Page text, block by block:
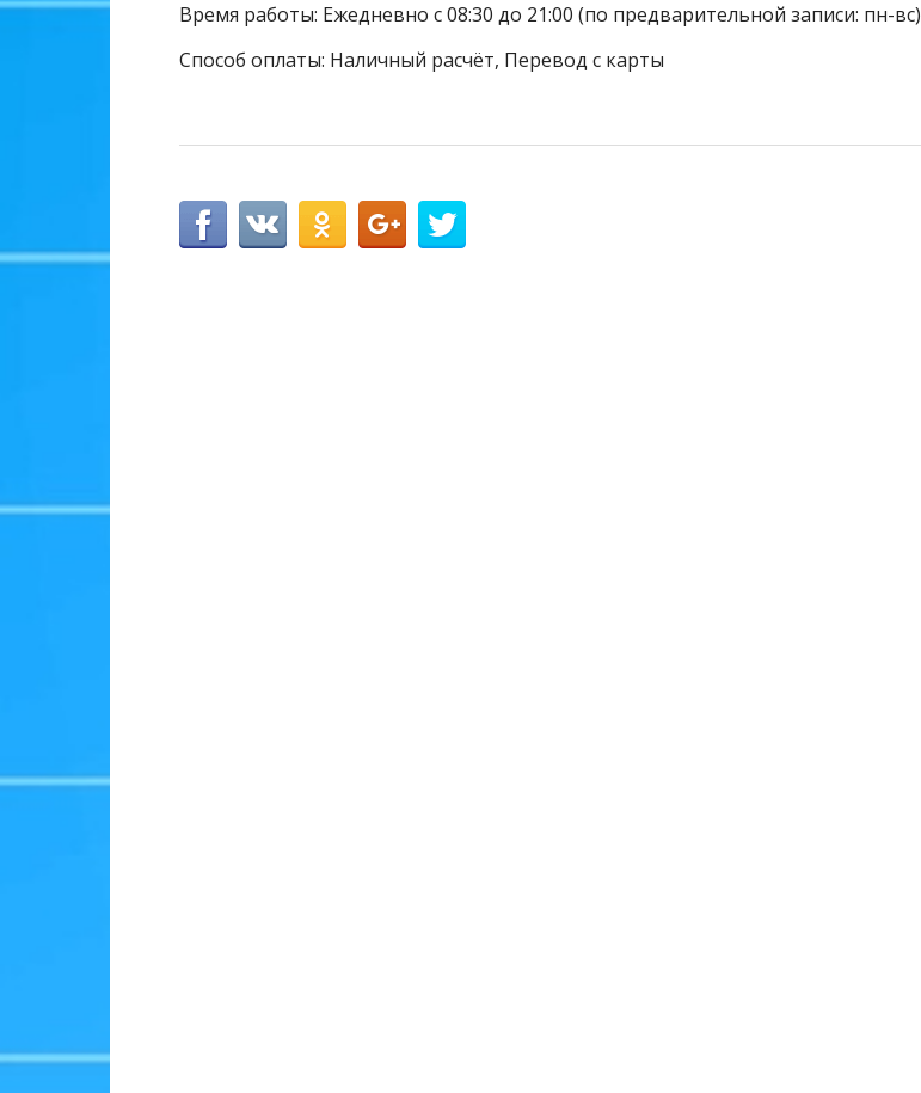
Время работы: Ежедневно с 08:30 до 21:00 (по предварительной записи: пн-вс)
Способ оплаты: Наличный расчёт, Перевод с карты